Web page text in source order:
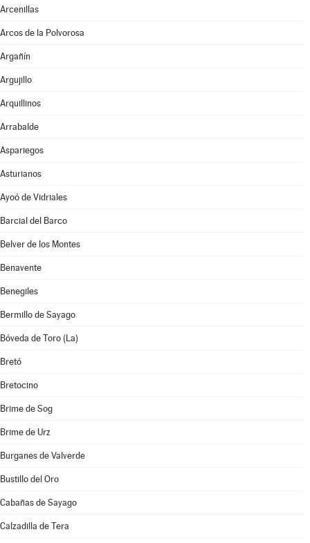
Arcenillas
Arcos de la Polvorosa
Argañín
Argujillo
Arquillinos
Arrabalde
Aspariegos
Asturianos
Ayoó de Vidriales
Barcial del Barco
Belver de los Montes
Benavente
Benegiles
Bermillo de Sayago
Bóveda de Toro (La)
Bretó
Bretocino
Brime de Sog
Brime de Urz
Burganes de Valverde
Bustillo del Oro
Cabañas de Sayago
Calzadilla de Tera